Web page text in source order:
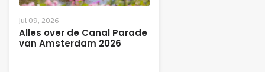
jul 09, 2026
Alles over de Canal Parade
van Amsterdam 2026